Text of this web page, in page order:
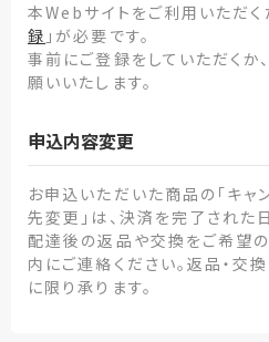
本Webサイトをご利用いただく
録 」が必要です。
事前にご登録をしていただくか
願いいたします。
申込内容変更
お申込いただいた商品の「キャ
先変更」は、決済を完了された
配達後の返品や交換をご希望
内にご連絡ください。返品・交
に限り承ります。